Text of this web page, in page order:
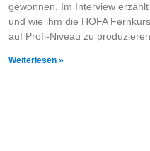
gewonnen. Im Interview
und wie ihm die HOFA
auf Profi-Niveau zu
Weiterlesen »